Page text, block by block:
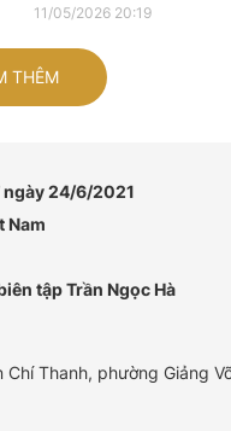
11/05/2026 20:19
THÊM
24/6/2021
Nam
tập Trần Ngọc Hà
Thanh, phường Giảng